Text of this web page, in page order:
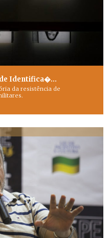
de Identifica�…
da resistência de